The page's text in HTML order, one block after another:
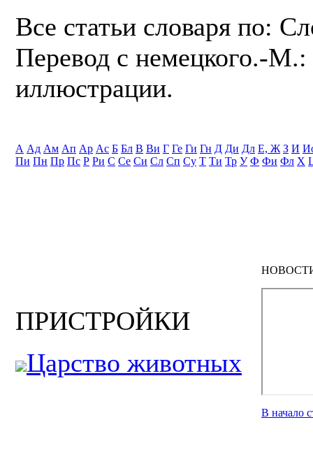
Все статьи словаря по:
Перевод с немецкого.-
иллюстрации.
А Ад Ам Ап Ар Ас Б Бл В Ви Г Ге Ги Гн Д Ди Дл Е, Ж З И
Пи Пн Пр Пс Р Ри С Се Си Сл Сп Су Т Ти Тр У Ф Фи Фл Х
ПРИСТРОЙКИ
Царство животных
В начало